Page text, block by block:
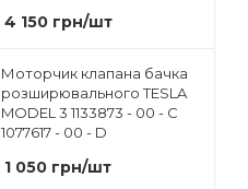
4 150 грн/шт
Моторчик клапана бачка
розширювального TESLA
MODEL 3 1133873 - 00 - C
1077617 - 00 - D
1 050 грн/шт